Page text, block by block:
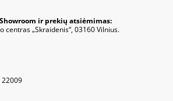
ir prekių atsiėmimas:
centras „Skraidenis“, 03160 Vilnius.